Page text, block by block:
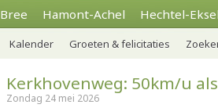
Bree Hamont-Achel Hechtel-
Kalender Groeten & felicitaties
Kerkhovenweg: 50km/u
Zondag 24 mei 2026